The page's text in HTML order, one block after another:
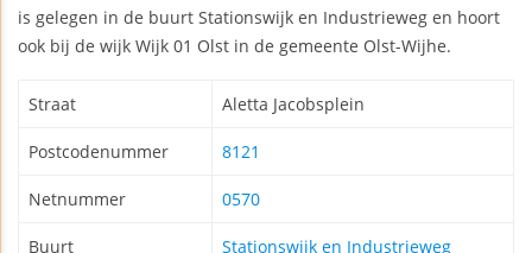
is gelegen in de buurt Stationswijk en Industrieweg en hoort
ook bij de wijk Wijk 01 Olst in de gemeente Olst-Wijhe.
Straat Aletta Jacobsplein
Postcodenummer 8121
Netnummer 0570
Buurt Stationswijk en Industrieweg